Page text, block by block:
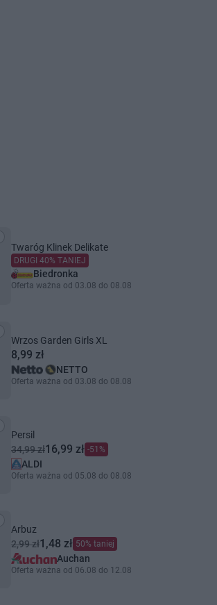
Twaróg Klinek Delikate
DRUGI 40% TANIEJ
Biedronka
Oferta ważna od 03.08 do 08.08
Wrzos Garden Girls XL
8,99 zł
NETTO
Oferta ważna od 03.08 do 08.08
Persil
34,99 zł16,99 zł -51%
ALDI
Oferta ważna od 05.08 do 08.08
Arbuz
2,99 zł1,48 zł 50% taniej
Auchan
Oferta ważna od 06.08 do 12.08